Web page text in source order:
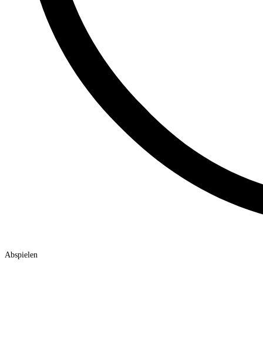
Abspielen